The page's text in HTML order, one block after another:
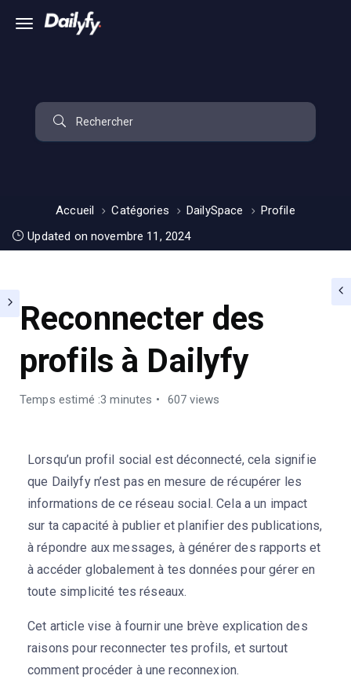
Accueil Catégories DailySpace
Profile
Updated on novembre 11, 2024
Reconnecter des
profils à Dailyfy
Temps estimé :3 minutes 607 views
Lorsqu’un profil social est déconnecté, cela signifie
que Dailyfy n’est pas en mesure de récupérer les
informations de ce réseau social. Cela a un impact
sur ta capacité à publier et planifier des publications,
à répondre aux messages, à générer des rapports et
à accéder globalement à tes données pour gérer en
toute simplicité tes réseaux.
Cet article vise à fournir une brève explication des
raisons pour reconnecter tes profils, et surtout
comment procéder à une reconnexion.